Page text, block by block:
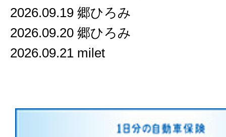
2026.09.19 郷ひろみ
2026.09.20 郷ひろみ
2026.09.21 milet